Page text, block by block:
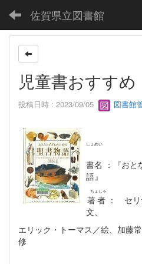
佐賀県立図書館
児童書おすすめ
投稿日時 : 2023/09/05 図書館
書名
しょめい
：『お
著者
ちょしゃ
： セリ
文、
エリック・トーマス／絵、加藤